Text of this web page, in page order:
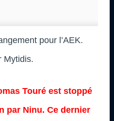
pour l’AEK.
Mytidis.
Touré est stoppé
par Ninu. Ce dernier